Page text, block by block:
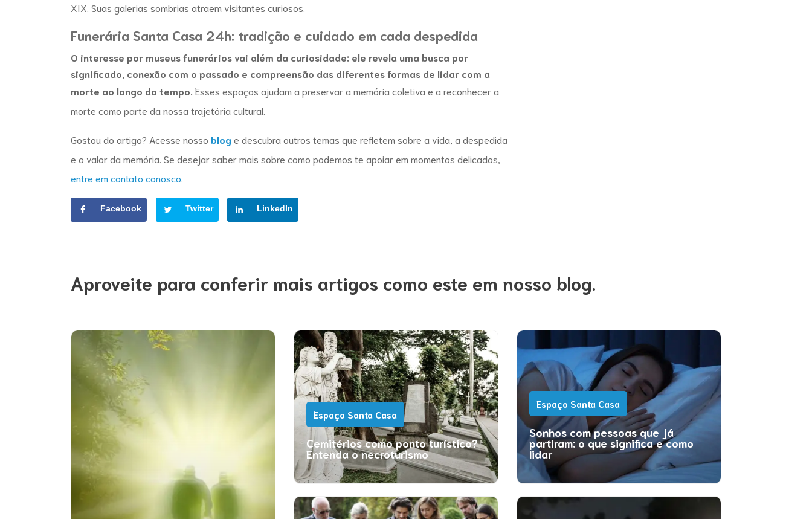
XIX. Suas galerias sombrias atraem visitantes curiosos.
Funerária Santa Casa 24h: tradição e cuidado em cada despedida
O interesse por museus funeráriosvai além da curiosidade: ele revela uma busca por
significado, conexão com o passado e compreensão das diferentes formas de lidar com a
morte ao longo do tempo. Esses espaços ajudam a preservar a memória coletiva e a reconhecer a
morte como parte da nossa trajetória cultural.
Gostou do artigo? Acesse nosso bloge descubra outros temas que refletem sobre a vida, a despedida
e o valor da memória. Se desejar saber mais sobre como podemos te apoiar em momentos delicados,
entre em contato conosco
Facebook Twitter LinkedIn
Aproveite para conferir mais artigos como este em nosso blog.
Espaço Santa Casa
Cemitérios como ponto turístico?
Entenda o necroturismo
Espaço Santa Casa
Sonhos com pessoas que já
partiram: o que significa e como
lidar